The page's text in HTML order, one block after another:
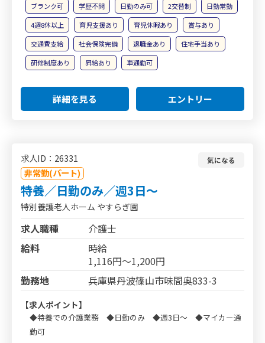
ブランク可 学歴不問 日勤のみ可 2交替制
日勤常勤
4週8休以上
育児支援あり 育児休暇あり
賞与あり
交通費支給
社会保険完備 退職金あり
住宅手当あり
研修制度あり
昇給あり 車通勤可
詳細を見る エントリー
求人ID：26331
非常勤(パート)
気になる
特養／日勤のみ／週3日～
特別養護老人ホーム やすらぎ園
求人職種
介護士
給料
時給
1,116円～1,200円
勤務地
兵庫県丹波篠山市味間奥833-3
【求人ポイント】
◆特養での介護業務 ◆日勤のみ ◆週3日～ ◆マイカー通
勤可